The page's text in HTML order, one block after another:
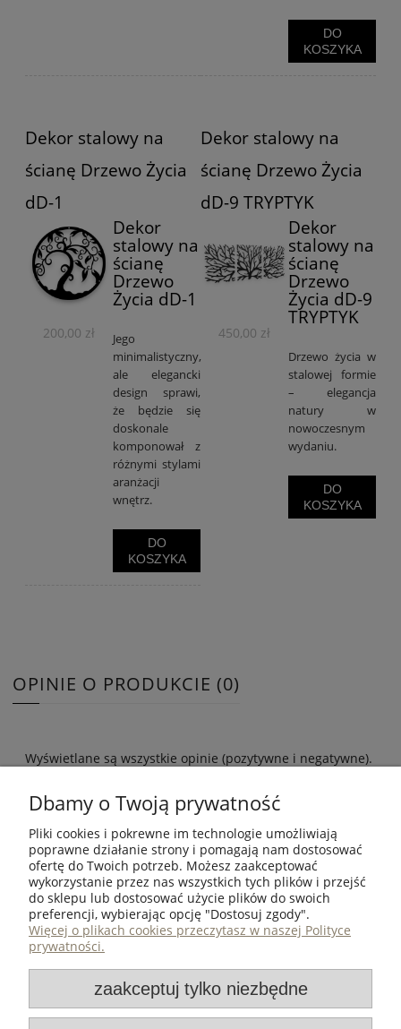
DO
KOSZYKA
Dekor stalowy na
ścianę Drzewo Życia
dD-1
200,00 zł
Dekor
stalowy na
ścianę
Drzewo
Życia dD-1
Jego
minimalistyczny,
ale elegancki
design sprawi,
że będzie się
doskonale
komponował z
różnymi stylami
aranżacji
wnętrz.
DO
KOSZYKA
Dekor stalowy na
ścianę Drzewo Życia
dD-9 TRYPTYK
450,00 zł
Dekor
stalowy na
ścianę
Drzewo
Życia dD-9
TRYPTYK
Drzewo życia w
stalowej formie
– elegancja
natury w
nowoczesnym
wydaniu.
DO
KOSZYKA
OPINIE O PRODUKCIE (0)
Wyświetlane są wszystkie opinie (pozytywne i negatywne).
ZAKUPY
POMOC
MOJE KONTO
INFORMACJE
Dbamy o Twoją prywatność
Pliki cookies i pokrewne im technologie umożliwiają
poprawne działanie strony i pomagają nam dostosować
ofertę do Twoich potrzeb. Możesz zaakceptować
wykorzystanie przez nas wszystkich tych plików i przejść
do sklepu lub dostosować użycie plików do swoich
preferencji, wybierając opcję "Dostosuj zgody".
Więcej o plikach cookies przeczytasz w naszej Polityce
prywatności.
zaakceptuj tylko niezbędne